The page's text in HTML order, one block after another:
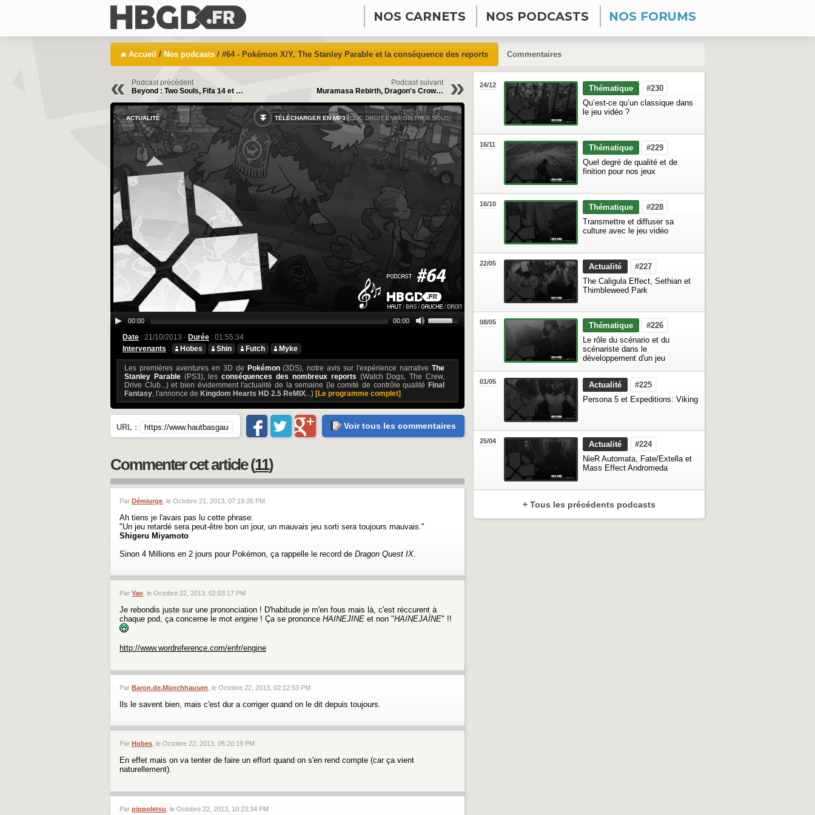
NOS CARNETS NOS PODCASTS NOS FORUMS
Accueil / Nos podcasts / #64 - Pokémon X/Y, The Stanley Parable et la conséquence des reports Commentaires
«
Podcast précédent
Beyond : Two Souls, Fifa 14 et …
»
Podcast suivant
Muramasa Rebirth, Dragon's Crow…
ACTUALITÉ TÉLÉCHARGER EN MP3(CLIC DROIT ENREGISTRER SOUS)
00:00 00:00
Date : 21/10/2013 - Durée : 01:55:34
Intervenants : Hobes Shin Futch Myke
Les premières aventures en 3D de Pokémon(3DS), notre avis sur l'expérience narrativeThe
Stanley Parable(PS3), lesconséquences des nombreux reports (Watch Dogs, The Crew,
Drive Club...) et bien évidemment l'actualité de la semaine (le comité de contrôle qualité Final
Fantasy, l'annonce de Kingdom Hearts HD 2.5 ReMIX...) [Le programme complet]
URL : Voir tous les commentaires
Commenter cet article (11)
Par Démiurge , le Octobre 21, 2013, 07:19:26 PM
Ah tiens je l'avais pas lu cette phrase:
"Un jeu retardé sera peut-être bon un jour, un mauvais jeu sorti sera toujours mauvais."
Shigeru Miyamoto
Sinon 4 Millions en 2 jours pour Pokémon, ça rappelle le record de Dragon Quest IX
Par Yao, le Octobre 22, 2013, 02:03:17 PM
Je rebondis juste sur une prononciation ! D'habitude je m'en fous mais là, c'est réccurent à
chaque pod, ça concerne le mot engine ! Ça se prononce HAINEJINE et non "HAINEJAÏNE" !!
http://www.wordreference.com/enfr/engine
Par Baron.de.Münchhausen , le Octobre 22, 2013, 02:12:53 PM
Ils le savent bien, mais c'est dur a corriger quand on le dit depuis toujours.
Par Hobes, le Octobre 22, 2013, 05:20:19 PM
En effet mais on va tenter de faire un effort quand on s'en rend compte (car ça vient
naturellement).
Par pippoletsu , le Octobre 22, 2013, 10:23:34 PM
24/12 Thématique
#230
Qu’est-ce qu’un classique dans
le jeu vidéo ?
16/11 Thématique
#229
Quel degré de qualité et de
finition pour nos jeux
16/10 Thématique
#228
Transmettre et diffuser sa
culture avec le jeu vidéo
22/05 Actualité
#227
The Caligula Effect, Sethian et
Thimbleweed Park
08/05 Thématique
#226
Le rôle du scénario et du
scénariste dans le
développement d'un jeu
01/05 Actualité
#225
Persona 5 et Expeditions: Viking
25/04 Actualité
#224
NieR Automata, Fate/Extella et
Mass Effect Andromeda
+ Tous les précédents podcasts